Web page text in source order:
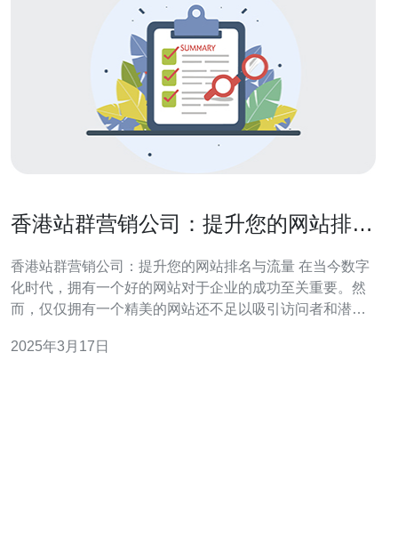
香港站群营销公司：提升您的网站排名
香港站群营销公司：提升您的网站排名与流量 在当今数字
化时代，拥有一个好的网站对于企业的成功至关重要。然
而，仅仅拥有一个精美的网站还不足以吸引访问者和潜在
的网站在搜索引擎结果中排名靠前，并且能够获得更多的
2025年3月17日